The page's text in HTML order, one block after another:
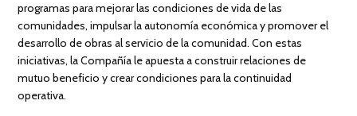
programas para mejorar las condiciones de vida de las
comunidades, impulsar la autonomía económica y promover el
desarrollo de obras al servicio de la comunidad. Con estas
iniciativas, la Compañía le apuesta a construir relaciones de
mutuo beneficio y crear condiciones para la continuidad
operativa.